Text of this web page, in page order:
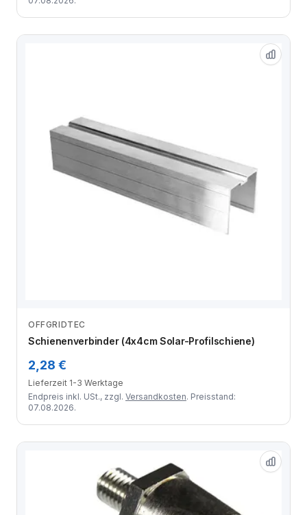
OFFGRIDTEC
Schienenverbinder (4x4cm Solar-Profilschiene)
2,28 €
Lieferzeit 1-3 Werktage
Endpreis inkl. USt., zzgl. Versandkosten. Preisstand:
07.08.2026.